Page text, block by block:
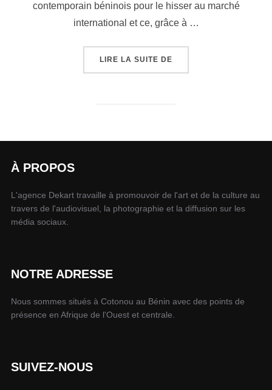
contemporain béninois pour le hisser au marché
international et ce, grâce à …
LIRE LA SUITE DE
À PROPOS
L'agence Dekart travaille à promouvoir de l'art et de la culture au
travers de l'audiovisuel, la photographie et la diffusion sur les
média sociaux.
NOTRE ADRESSE
Nous sommes situés à Cotonou au Bénin avec des points de
présence en Afrique de l'Ouest et centrale.
SUIVEZ-NOUS